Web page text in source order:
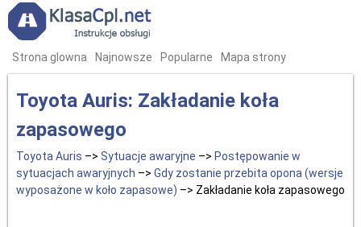
Strona glowna Najnowsze Popularne Mapa strony
Toyota Auris: Zakładanie koła
zapasowego
Toyota Auris –> Sytuacje awaryjne –> Postępowanie w
sytuacjach awaryjnych –> Gdy zostanie przebita opona (wersje
wyposażone w koło zapasowe) –> Zakładanie koła zapasowego